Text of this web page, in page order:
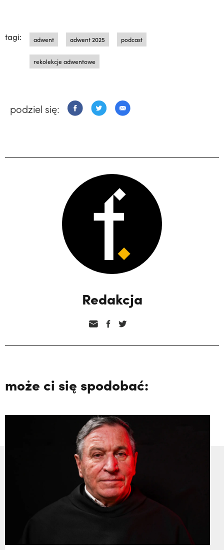
tagi: adwent adwent 2025 podcast
rekolekcje adwentowe
podziel się:
Redakcja
może ci się spodobać: